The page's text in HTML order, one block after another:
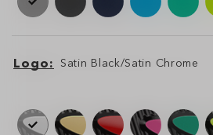
Logo Satin Black/Satin Chrome